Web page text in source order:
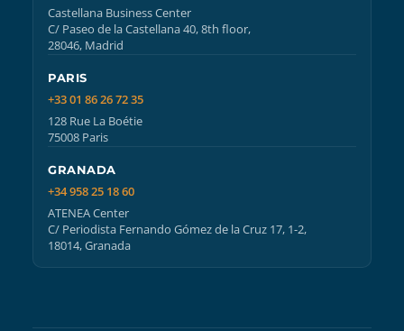
Castellana Business Center
C/ Paseo de la Castellana 40, 8th floor,
28046, Madrid
PARIS
+33 01 86 26 72 35
128 Rue La Boétie
75008 Paris
GRANADA
+34 958 25 18 60
ATENEA Center
C/ Periodista Fernando Gómez de la Cruz 17, 1-2,
18014, Granada